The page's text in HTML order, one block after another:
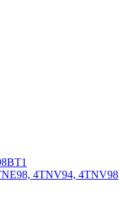
4TNV94, 4TNV98